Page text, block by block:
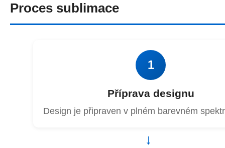
Proces sublimace
1
Příprava designu
Design je připraven v plném barevném
→